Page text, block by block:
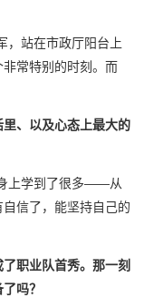
，站在市政厅阳台上
常特别的时刻。而
、以及心态上最大的
上学到了很多——从
信了，能坚持自己的
职业队首秀。那一刻
吗？